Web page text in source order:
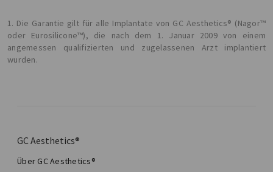
1. Die Garantie gilt für alle Implantate von GC Aesthetics® (Nagor™
oder Eurosilicone™), die nach dem 1. Januar 2009 von einem
angemessen qualifizierten und zugelassenen Arzt implantiert
wurden.
GC Aesthetics®
Über GC Aesthetics®